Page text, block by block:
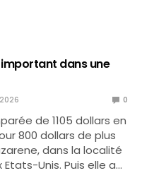
important dans une
0
de 1105 dollars en
800 dollars de plus
dans la localité
Etats-Unis. Puis elle a…